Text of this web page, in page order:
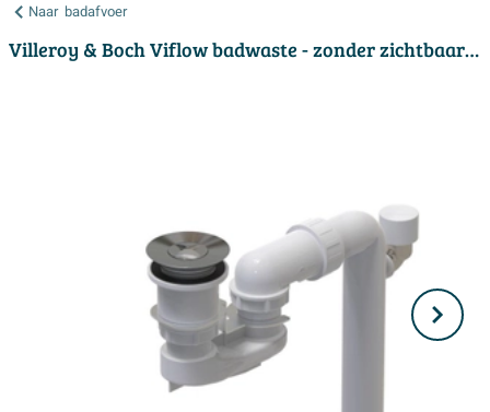
Naar badafvoer
Villeroy & Boch Viflow badwaste - zonder zichtbaar overloopgat - grey